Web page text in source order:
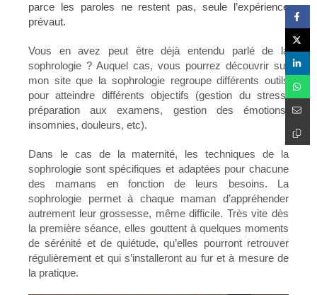
parce les paroles ne restent pas, seule l’expérience
prévaut.
Vous en avez peut être déjà entendu parlé de la
sophrologie ? Auquel cas, vous pourrez découvrir sur
mon site que la sophrologie regroupe différents outils
pour atteindre différents objectifs (gestion du stress,
préparation aux examens, gestion des émotions,
insomnies, douleurs, etc).
Dans le cas de la maternité, les techniques de la
sophrologie sont spécifiques et adaptées pour chacune
des mamans en fonction de leurs besoins. La
sophrologie permet à chaque maman d’appréhender
autrement leur grossesse, même difficile. Très vite dès
la première séance, elles gouttent à quelques moments
de sérénité et de quiétude, qu’elles pourront retrouver
régulièrement et qui s’installeront au fur et à mesure de
la pratique.